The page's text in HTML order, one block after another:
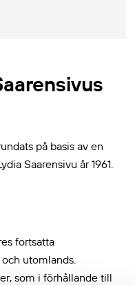
på basis av en
Saarensivu år 1961.
fortsatta
utomlands.
som i förhållande till